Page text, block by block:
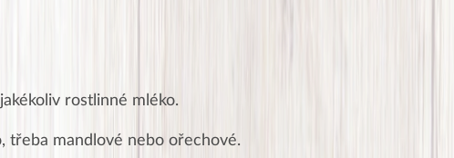
rostlinné mléko.
třeba mandlové nebo ořechové.